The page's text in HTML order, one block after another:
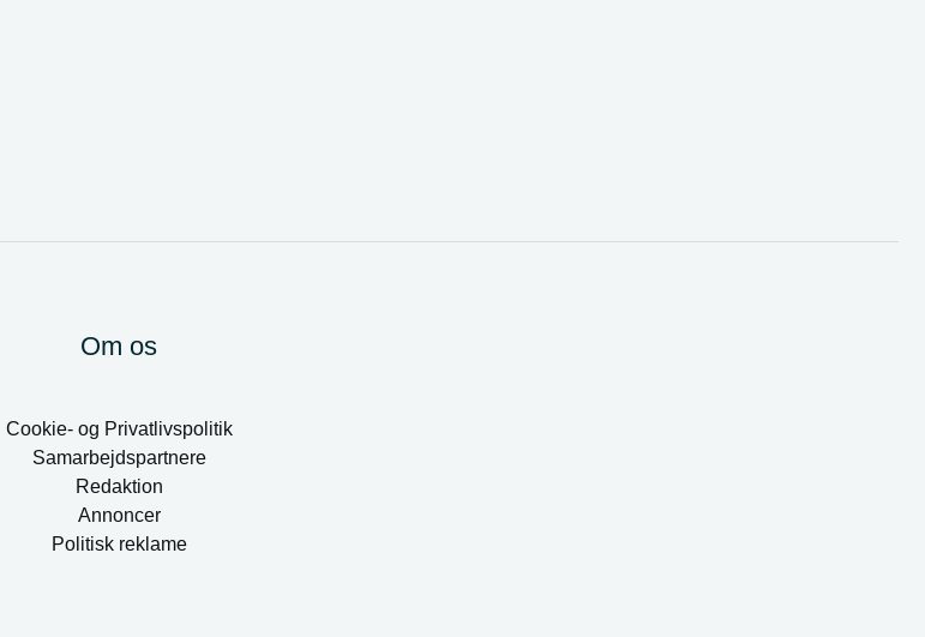
Om os
Cookie- og Privatlivspolitik
Samarbejdspartnere
Redaktion
Annoncer
Politisk reklame